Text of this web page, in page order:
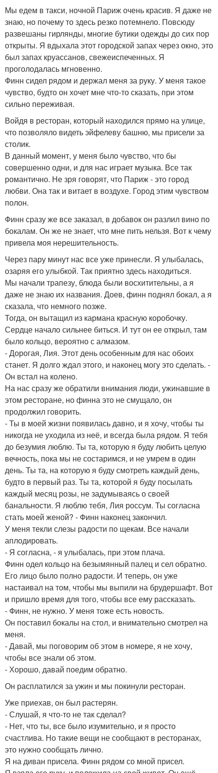
Мы едем в такси, ночной Париж очень красив. Я даже не
знаю, но почему то здесь резко потемнело. Повсюду
развешаны гирлянды, многие бутики одежды до сих пор
открыты. Я вдыхала этот городской запах через окно, это
был запах круассанов, свежеиспеченных. Я
проголодалась мгновенно.
Финн сидел рядом и держал меня за руку. У меня такое
чувство, будто он хочет мне что-то сказать, при этом
сильно переживая.
Войдя в ресторан, который находился прямо на улице,
что позволяло видеть эйфелеву башню, мы присели за
столик.
В данный момент, у меня было чувство, что бы
совершенно одни, и для нас играет музыка. Все так
романтично. Не зря говорят, что Париж - это город
любви. Она так и витает в воздухе. Город этим чувством
полон.
Финн сразу же все заказал, в добавок он разлил вино по
бокалам. Он же не знает, что мне пить нельзя. Вот к чему
привела моя нерешительность.
Через пару минут нас все уже принесли. Я улыбалась,
озаряя его улыбкой. Так приятно здесь находиться.
Мы начали трапезу, блюда были восхитительны, а я
даже не знаю их названия. Доев, финн поднял бокал, а я
сказала, что немного позже.
Тогда, он вытащил из кармана красную коробочку.
Сердце начало сильнее биться. И тут он ее открыл, там
было кольцо, вероятно с алмазом.
- Дорогая, Лия. Этот день особенным для нас обоих
станет. Я долго ждал этого, и наконец могу это сделать. -
Он встал на колено.
На нас сразу же обратили внимания люди, ужинавшие в
этом ресторане, но финна это не смущало, он
продолжил говорить.
- Ты в моей жизни появилась давно, и я хочу, чтобы ты
никогда не уходила из неё, и всегда была рядом. Я тебя
до безумия люблю. Ты та, которую я буду любить целую
вечность, пока мы не состаримся, и не умрем в один
день. Ты та, на которую я буду смотреть каждый день,
будто в первый раз. Ты та, которой я буду посылать
каждый месяц розы, не задумываясь о своей
банальности. Я люблю тебя, Лия россум. Ты согласна
стать моей женой? - Финн наконец закончил.
У меня текли слезы радости по щекам. Все начали
аплодировать.
- Я согласна, - я улыбалась, при этом плача.
Финн одел кольцо на безымянный палец и сел обратно.
Его лицо было полно радости. И теперь, он уже
настаивал на том, чтобы мы выпили на брудершафт. Вот
и пришло время для того, чтобы все ему рассказать.
- Финн, не нужно. У меня тоже есть новость.
Он поставил бокалы на стол, и внимательно смотрел на
меня.
- Давай, мы поговорим об этом в номере, я не хочу,
чтобы все знали об этом.
- Хорошо, давай поедим обратно.
Он расплатился за ужин и мы покинули ресторан.
Уже приехав, он был растерян.
- Слушай, я что-то не так сделал?
- Нет, что ты, все было изумительно, и я просто
счастлива. Но такие вещи не сообщают в ресторанах,
это нужно сообщать лично.
Я на диван присела. Финн рядом со мной присел.